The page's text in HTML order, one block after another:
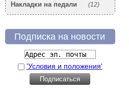
(12)
Накладки на педали
Подписка на новости
'Условия и положения'